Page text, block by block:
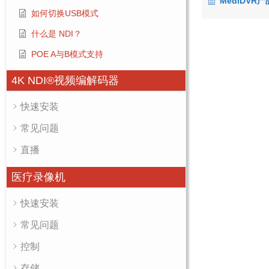
如何切换USB模式
什么是 NDI？
POE A与B模式支持
4K NDI®视频编解码器
快速安装
常见问题
直播
医疗录像机
快速安装
常见问题
控制